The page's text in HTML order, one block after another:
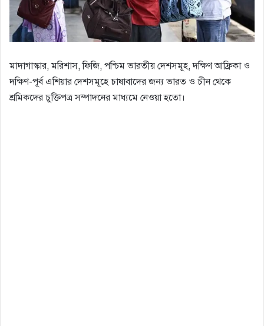
মাদাগাস্কার, মরিশাস, ফিজি, পশ্চিম ভারতীয় দেশসমূহ, দক্ষিণ আফ্রিকা ও
দক্ষিণ-পূর্ব এশিয়ার দেশসমূহে চাষাবাদের জন্য ভারত ও চীন থেকে
শ্রমিকদের চুক্তিপত্র সম্পাদনের মাধ্যমে নেওয়া হতো।